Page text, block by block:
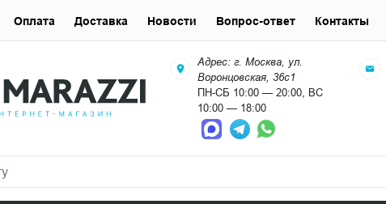
Адрес: г. Москва, ул.
Воронцовская, 36с1
ПН-СБ 10:00 — 20:00, ВС
10:00 — 18:00
Оплата Доставка Новости Вопрос-ответ Контакты